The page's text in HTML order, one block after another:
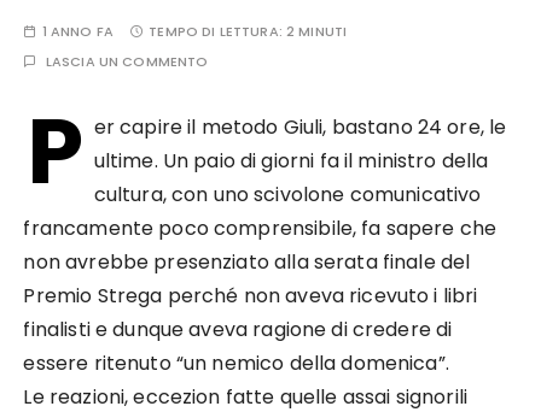
1 ANNO FA TEMPO DI LETTURA:2 MINUTI
LASCIA UN COMMENTO
P er capire il metodo Giuli, bastano 24 ore, le
ultime. Un paio di giorni fa il ministro della
cultura, con uno scivolone comunicativo
francamente poco comprensibile, fa sapere che
non avrebbe presenziato alla serata finale del
Premio Strega perché non aveva ricevuto i libri
finalisti e dunque aveva ragione di credere di
essere ritenuto “un nemico della domenica”.
Le reazioni, eccezion fatte quelle assai signorili